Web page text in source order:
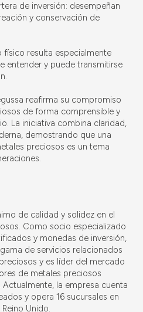
de inversión: desempeñan
y conservación de
físico resulta especialmente
entender y puede transmitirse
reafirma su compromiso
de forma comprensible y
La iniciativa combina claridad,
demostrando que una
preciosos es un tema
de calidad y solidez en el
Como socio especializado
y monedas de inversión,
de servicios relacionados
y es líder del mercado
de metales preciosos
la empresa cuenta
y opera 16 sucursales en
Unido.